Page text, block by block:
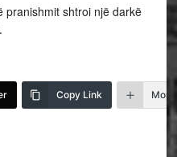
pranishmit shtroi një darkë
Copy Link More